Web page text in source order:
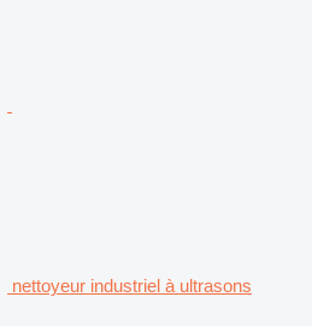
nettoyeur industriel à ultrasons